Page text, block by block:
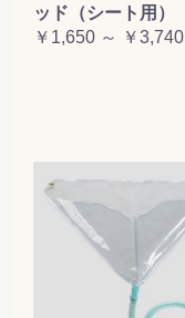
ッド（シート用）
￥1,650 ～ ￥3,740